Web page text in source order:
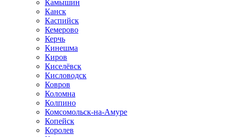
Камышин
Канск
Каспийск
Кемерово
Керчь
Кинешма
Киров
Киселёвск
Кисловодск
Ковров
Коломна
Колпино
Комсомольск-на-Амуре
Копейск
Королев